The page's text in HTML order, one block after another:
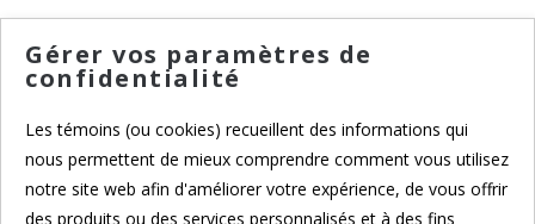
+1 514 522.0007
Gérer vos paramètres de
confidentialité
Les témoins (ou cookies) recueillent des informations qui
nous permettent de mieux comprendre comment vous utilisez
notre site web afin d'améliorer votre expérience, de vous offrir
des produits ou des services personnalisés et à des fins